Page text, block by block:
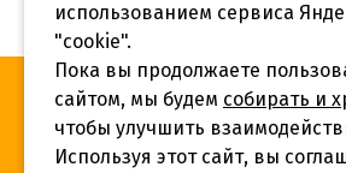
«Инва-Студия. Академия. Центр
© 2026 г.
использованием сервиса
"cookie".
Пока вы продолжаете
сайтом, мы будем собирать и
чтобы улучшить
Используя этот сайт, вы